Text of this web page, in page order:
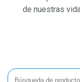
de nuestras